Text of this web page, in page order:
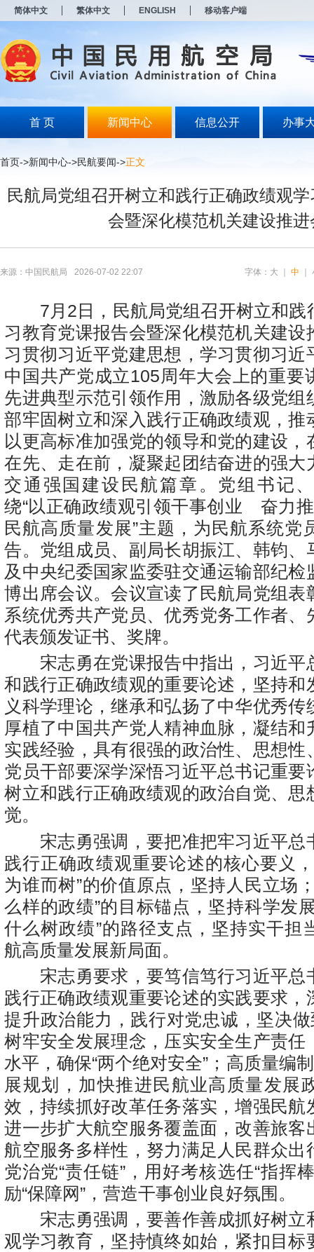
简体中文 繁体中文 ENGLISH 移动客户端
首 页 新闻中心 信息公开 办事
首页->新闻中心->民航要闻->正文
民航局党组召开树立和践行正确政绩观
会暨深化模范机关建设推进
来源：中国民航局 2026-07-02 22:07 字体： 大 中
7月2日，民航局党组召开树立和践
习教育党课报告会暨深化模范机关建设
习贯彻习近平党建思想，学习贯彻习近
中国共产党成立105周年大会上的重要
先进典型示范引领作用，激励各级党组
部牢固树立和深入践行正确政绩观，推
以更高标准加强党的领导和党的建设，
在先、走在前，凝聚起团结奋进的强大
交通强国建设民航篇章。党组书记
绕“以正确政绩观引领干事创业 奋力推
民航高质量发展”主题，为民航系统党
告。党组成员、副局长胡振江、韩钧、
及中央纪委国家监委驻交通运输部纪检
博出席会议。会议宣读了民航局党组表
系统优秀共产党员、优秀党务工作者、
代表颁发证书、奖牌。
宋志勇在党课报告中指出，习近平
和践行正确政绩观的重要论述，坚持和
义科学理论，继承和弘扬了中华优秀传
厚植了中国共产党人精神血脉，凝结和
实践经验，具有很强的政治性、思想性
党员干部要深学深悟习近平总书记重要
树立和践行正确政绩观的政治自觉、思
觉。
宋志勇强调，要把准把牢习近平总
践行正确政绩观重要论述的核心要义
为谁而树”的价值原点，坚持人民立场
么样的政绩”的目标锚点，坚持科学发
什么树政绩”的路径支点，坚持实干担
航高质量发展新局面。
宋志勇要求，要笃信笃行习近平总
践行正确政绩观重要论述的实践要求，
提升政治能力，践行对党忠诚，坚决做
树牢安全发展理念，压实安全生产责任
水平，确保“两个绝对安全”；高质量编
展规划，加快推进民航业高质量发展
效，持续抓好改革任务落实，增强民航
进一步扩大航空服务覆盖面，改善旅客
航空服务多样性，努力满足人民群众出
党治党“责任链”，用好考核选任“指挥
励“保障网”，营造干事创业良好氛围。
宋志勇强调，要善作善成抓好树立
观学习教育，坚持慎终如始，紧扣目标
打
开
无
障
说
按
Alt
波
浪
盲